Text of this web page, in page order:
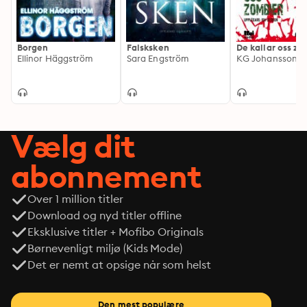
Borgen
Ellinor Häggström
Falsksken
Sara Engström
De kallar oss
KG Johansson
Vælg dit
abonnement
Over 1 million titler
Download og nyd titler offline
Eksklusive titler + Mofibo Originals
Børnevenligt miljø (Kids Mode)
Det er nemt at opsige når som helst
Den mest populære